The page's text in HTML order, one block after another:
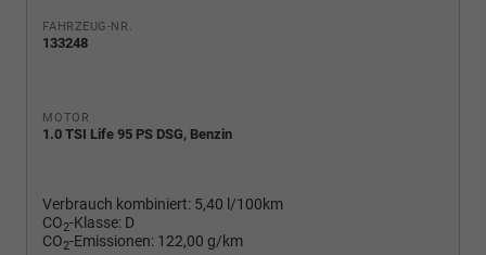
FAHRZEUG-NR.
133248
MOTOR
1.0 TSI Life 95 PS DSG, Benzin
Verbrauch kombiniert: 5,40 l/100km
CO2-Klasse: D
CO2-Emissionen: 122,00 g/km